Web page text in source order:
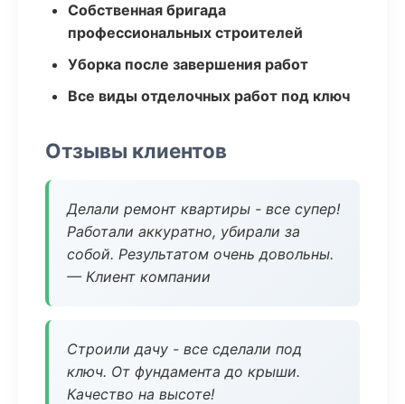
Собственная бригада
профессиональных строителей
Уборка после завершения работ
Все виды отделочных работ под ключ
Отзывы клиентов
Делали ремонт квартиры - все супер!
Работали аккуратно, убирали за
собой. Результатом очень довольны.
— Клиент компании
Строили дачу - все сделали под
ключ. От фундамента до крыши.
Качество на высоте!